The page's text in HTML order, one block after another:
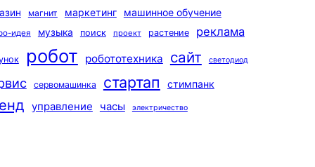
магнит маркетинг машинное обучение
идея музыка поиск проект растение реклама
робот робототехника сайт светодиод
сервомашинка стартап стимпанк
управление часы электричество